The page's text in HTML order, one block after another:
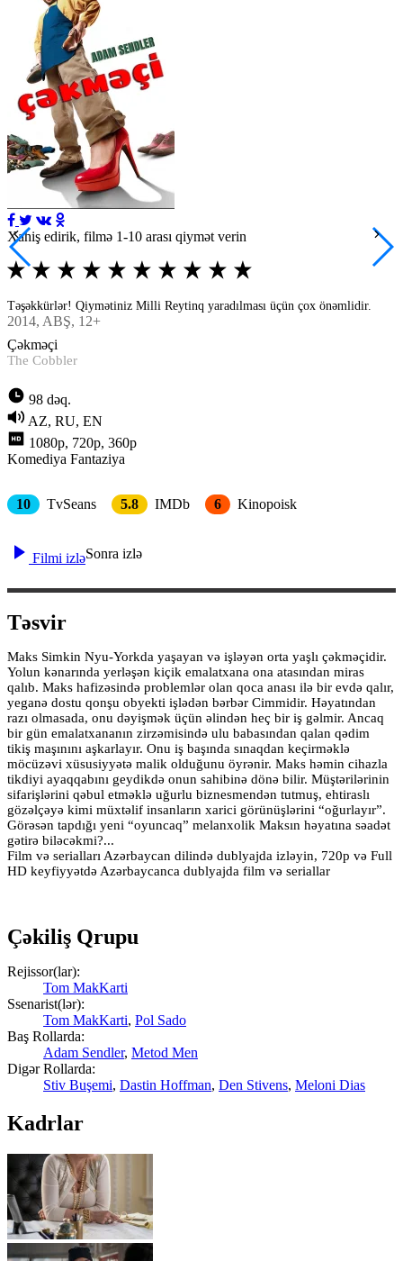
Xahiş edirik, filmə 1-10 arası qiymət verin
Təşəkkürlər! Qiymətiniz Milli Reytinq yaradılması üçün çox önəmlidir.
2014, ABŞ, 12+
Çəkməçi
The Cobbler
98 dəq.
AZ, RU, EN
1080p, 720p, 360p
Komediya Fantaziya
10 TvSeans 5.8 IMDb 6 Kinopoisk
Filmi izləSonra izlə
Təsvir
Maks Simkin Nyu-Yorkda yaşayan və işləyən orta yaşlı çəkməçidir.
Yolun kənarında yerləşən kiçik emalatxana ona atasından miras
qalıb. Maks hafizəsində problemlər olan qoca anası ilə bir evdə qalır,
yeganə dostu qonşu obyekti işlədən bərbər Cimmidir. Həyatından
razı olmasada, onu dəyişmək üçün əlindən heç bir iş gəlmir. Ancaq
bir gün emalatxananın zirzəmisində ulu babasından qalan qədim
tikiş maşınını aşkarlayır. Onu iş başında sınaqdan keçirməklə
möcüzəvi xüsusiyyətə malik olduğunu öyrənir. Maks həmin cihazla
tikdiyi ayaqqabını geydikdə onun sahibinə dönə bilir. Müştərilərinin
sifarişlərini qəbul etməklə uğurlu biznesmendən tutmuş, ehtiraslı
gözəlçəyə kimi müxtəlif insanların xarici görünüşlərini “oğurlayır”.
Görəsən tapdığı yeni “oyuncaq” melanxolik Maksın həyatına səadət
gətirə biləcəkmi?...
Film və serialları Azərbaycan dilində dublyajda izləyin, 720p və Full
HD keyfiyyətdə Azərbaycanca dublyajda film və seriallar
Çəkiliş Qrupu
Rejissor(lar):
Tom MakKarti
Ssenarist(lər):
Tom MakKarti, Pol Sado
Baş Rollarda:
Adam Sendler, Metod Men
Digər Rollarda:
Stiv Buşemi, Dastin Hoffman, Den Stivens, Meloni Dias
Kadrlar